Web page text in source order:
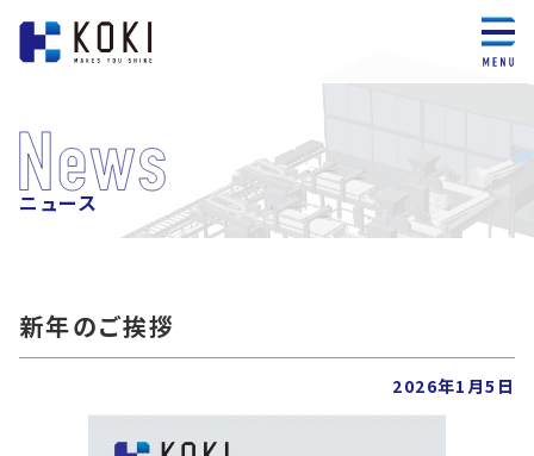
ニュース
新年のご挨拶
2026年1月5日